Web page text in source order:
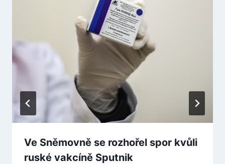
Ve Sněmovně se rozhořel spor kvůli
ruské vakcíně Sputnik